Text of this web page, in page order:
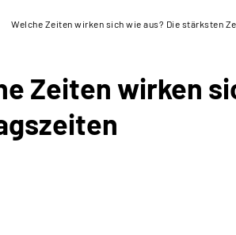
Welche Zeiten wirken sich wie aus? Die stärksten
Zeiten wirken